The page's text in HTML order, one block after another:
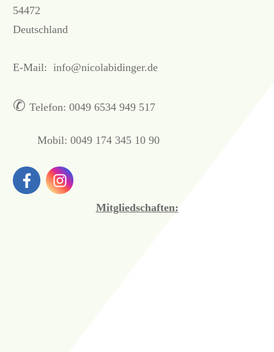
54472
Deutschland
E-Mail: info@nicolabidinger.de
✆ Telefon: 0049 6534 949 517
Mobil: 0049 174 345 10 90
Mitgliedschaften: